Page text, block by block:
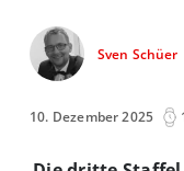
Sven Schüer
10. Dezember 2025